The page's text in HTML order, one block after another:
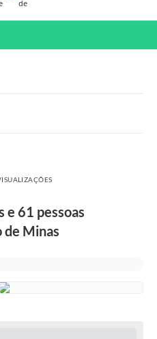
e 61 pessoas
de Minas